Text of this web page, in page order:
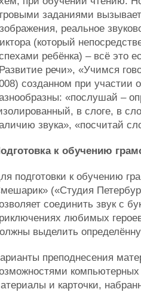
заданиями
реальное
(который
ребёнка) – всё это
речи», «Учимся
созданном при
«послушай –
в слоге, в
звука», «посчитай
к обучению
подготовки к обучению
(«Студия
соединить звук с
любимых
выделить
преподнесения
и карточки,